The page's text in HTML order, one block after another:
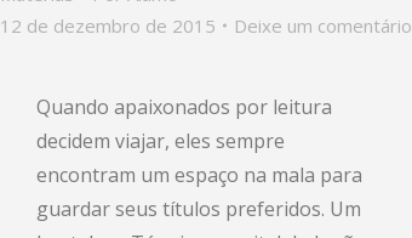
12 de dezembro de 2015
Deixe um comentário
Quando apaixonados por leitura
decidem viajar, eles sempre
encontram um espaço na mala para
guardar seus títulos preferidos. Um